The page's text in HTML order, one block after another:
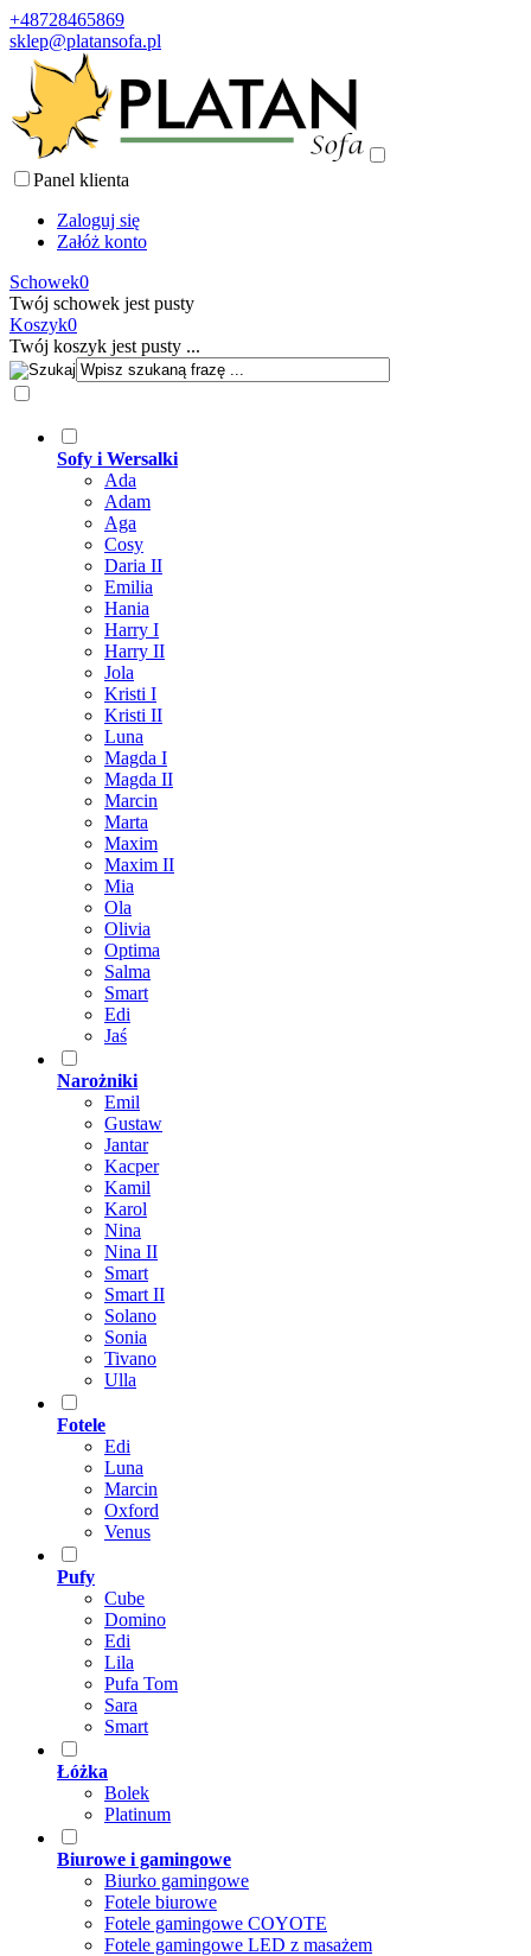
+48728465869
sklep@platansofa.pl
Panel klienta
Zaloguj się
Załóż konto
Schowek0
Twój schowek jest pusty
Koszyk0
Twój koszyk jest pusty ...
Sofy i Wersalki
Ada
Adam
Aga
Cosy
Daria II
Emilia
Hania
Harry I
Harry II
Jola
Kristi I
Kristi II
Luna
Magda I
Magda II
Marcin
Marta
Maxim
Maxim II
Mia
Ola
Olivia
Optima
Salma
Smart
Edi
Jaś
Narożniki
Emil
Gustaw
Jantar
Kacper
Kamil
Karol
Nina
Nina II
Smart
Smart II
Solano
Sonia
Tivano
Ulla
Fotele
Edi
Luna
Marcin
Oxford
Venus
Pufy
Cube
Domino
Edi
Lila
Pufa Tom
Sara
Smart
Łóżka
Bolek
Platinum
Biurowe i gamingowe
Biurko gamingowe
Fotele biurowe
Fotele gamingowe COYOTE
Fotele gamingowe LED z masażem